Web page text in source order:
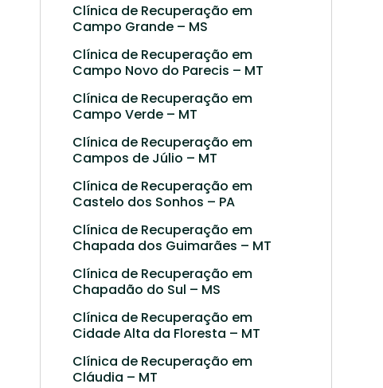
Clínica de Recuperação em
Campo Grande – MS
Clínica de Recuperação em
Campo Novo do Parecis – MT
Clínica de Recuperação em
Campo Verde – MT
Clínica de Recuperação em
Campos de Júlio – MT
Clínica de Recuperação em
Castelo dos Sonhos – PA
Clínica de Recuperação em
Chapada dos Guimarães – MT
Clínica de Recuperação em
Chapadão do Sul – MS
Clínica de Recuperação em
Cidade Alta da Floresta – MT
Clínica de Recuperação em
Cláudia – MT